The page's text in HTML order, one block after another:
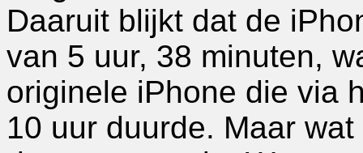
Daaruit blijkt dat de
van 5 uur, 38 minuten,
originele iPhone die via
10 uur duurde. Maar